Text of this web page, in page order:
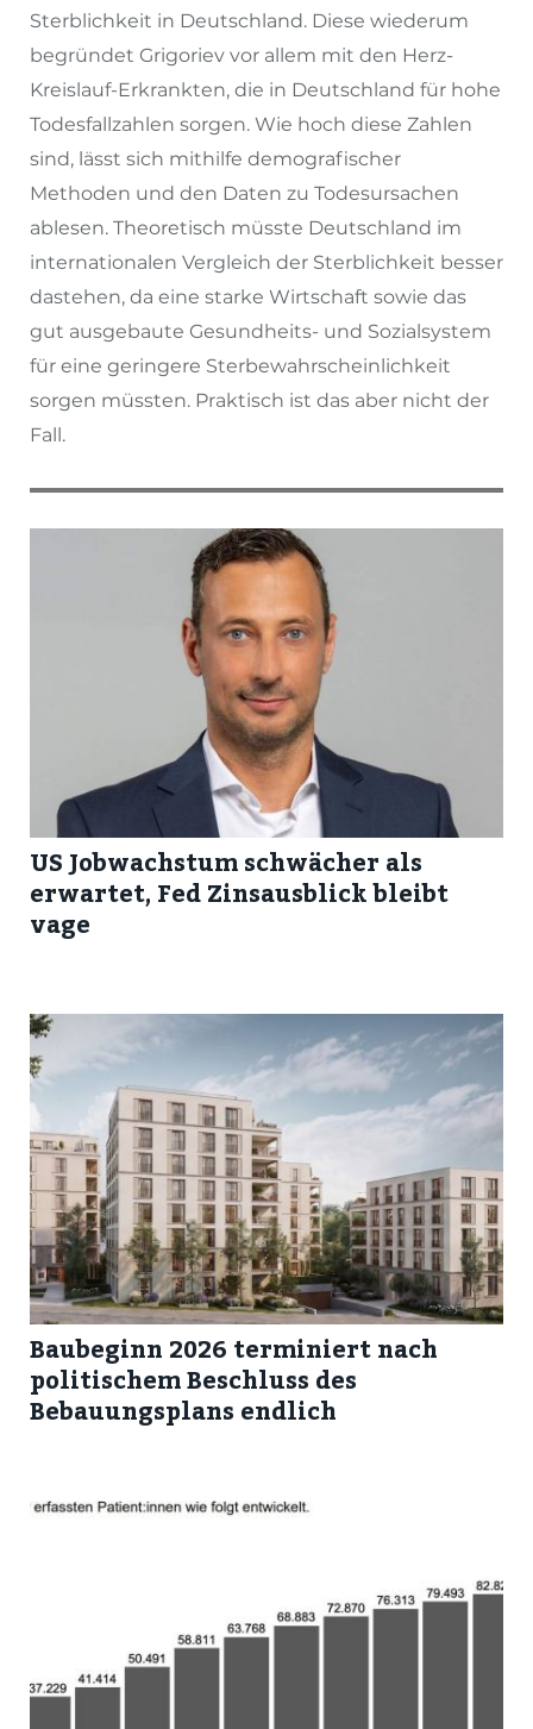
Sterblichkeit in Deutschland. Diese wiederum
begründet Grigoriev vor allem mit den Herz-
Kreislauf-Erkrankten, die in Deutschland für hohe
Todesfallzahlen sorgen. Wie hoch diese Zahlen
sind, lässt sich mithilfe demografischer
Methoden und den Daten zu Todesursachen
ablesen. Theoretisch müsste Deutschland im
internationalen Vergleich der Sterblichkeit besser
dastehen, da eine starke Wirtschaft sowie das
gut ausgebaute Gesundheits- und Sozialsystem
für eine geringere Sterbewahrscheinlichkeit
sorgen müssten. Praktisch ist das aber nicht der
Fall.
US Jobwachstum schwächer als
erwartet, Fed Zinsausblick bleibt
vage
Baubeginn 2026 terminiert nach
politischem Beschluss des
Bebauungsplans endlich